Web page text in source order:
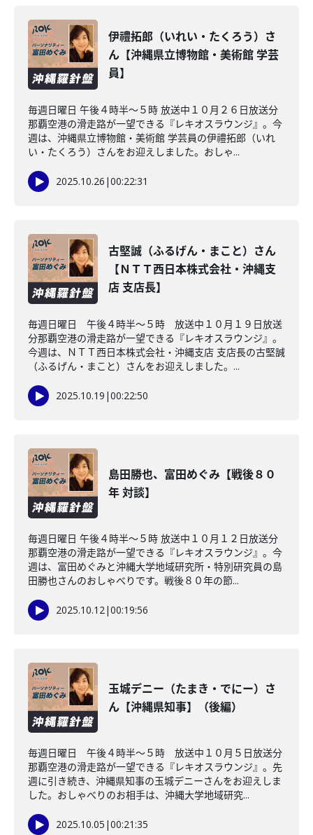
伊禮拓郎（いれい・たくろう）さ
ん【沖縄県立博物館・美術館 学芸
員】
毎週日曜日 午後４時半～５時 放送中１０月２６日放送分
那覇空港の滑走路が一望できる『レキオスラウンジ』。今
週は、沖縄県立博物館・美術館 学芸員の伊禮拓郎（いれ
い・たくろう）さんをお迎えしました。おしゃ...
2025.10.26 |00:22:31
古堅誠（ふるげん・まこと）さん
【ＮＴＴ西日本株式会社・沖縄支
店 支店長】
毎週日曜日 午後４時半～５時 放送中１０月１９日放送
分那覇空港の滑走路が一望できる『レキオスラウンジ』。
今週は、ＮＴＴ西日本株式会社・沖縄支店 支店長の古堅誠
（ふるげん・まこと）さんをお迎えしました。...
2025.10.19 |00:22:50
島田勝也、富田めぐみ【戦後８０
年 対談】
毎週日曜日 午後４時半～５時 放送中１０月１２日放送分
那覇空港の滑走路が一望できる『レキオスラウンジ』。今
週は、富田めぐみと沖縄大学地域研究所・特別研究員の島
田勝也さんのおしゃべりです。戦後８０年の節...
2025.10.12|00:19:56
玉城デニー（たまき・でにー）さ
ん【沖縄県知事】（後編）
毎週日曜日 午後４時半～５時 放送中１０月５日放送分
那覇空港の滑走路が一望できる『レキオスラウンジ』。先
週に引き続き、沖縄県知事の玉城デニーさんをお迎えしま
した。おしゃべりのお相手は、沖縄大学地域研究...
2025.10.05 |00:21:35